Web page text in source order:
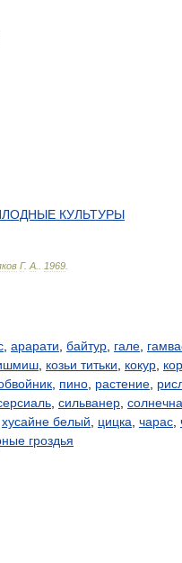
КУЛЬТУРЫ
Г. А 1969
арарати байтур гале
козьи титьки кокур
пино растение
сильванер
хусайне белый цицка чарас
гроздья